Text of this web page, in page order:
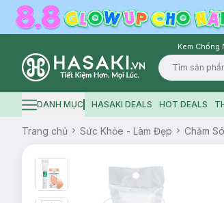
Kem Chống
Logo
Hamburger icon
DANH MỤC HASAKI DEALS HOT DEALS
Trang chủ Sức Khỏe - Làm Đẹp Chăm